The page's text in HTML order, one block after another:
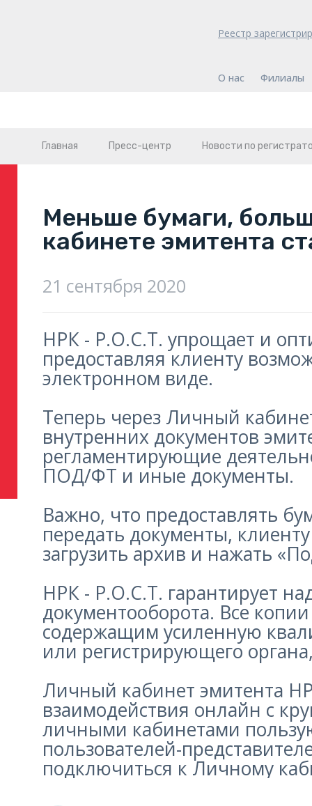
Реестр
О нас Филиалы
Главная Пресс-центр Новости по
Меньше бумаги,
кабинете эмитента
21 сентября 2020
НРК - Р.О.С.Т. упрощает и
предоставляя клиенту
электронном виде.
Теперь через Личный
внутренних документов
регламентирующие
ПОД/ФТ и иные документы.
Важно, что предоставлять
передать документы,
загрузить архив и нажать
НРК - Р.О.С.Т. гарантирует
документооборота. Все
содержащим усиленную
или регистрирующего
Личный кабинет эмитента
взаимодействия онлайн с
личными кабинетами
пользователей-
подключиться к Личному